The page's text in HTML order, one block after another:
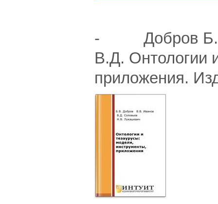
- Добров Б.В.,
В.Д. Онтологии
приложения.